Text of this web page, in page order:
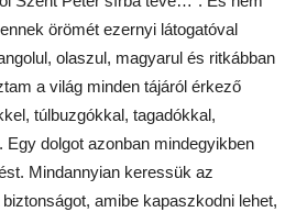
örömét ezernyi látogatóval
olaszul, magyarul és ritkábban
a világ minden tájáról érkező
túlbuzgókkal, tagadókkal,
dolgot azonban mindegyikben
Mindannyian keressük az
amibe kapaszkodni lehet,